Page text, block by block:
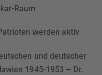
Raum
werden aktiv
und deutscher
1945-1953 – Dr.